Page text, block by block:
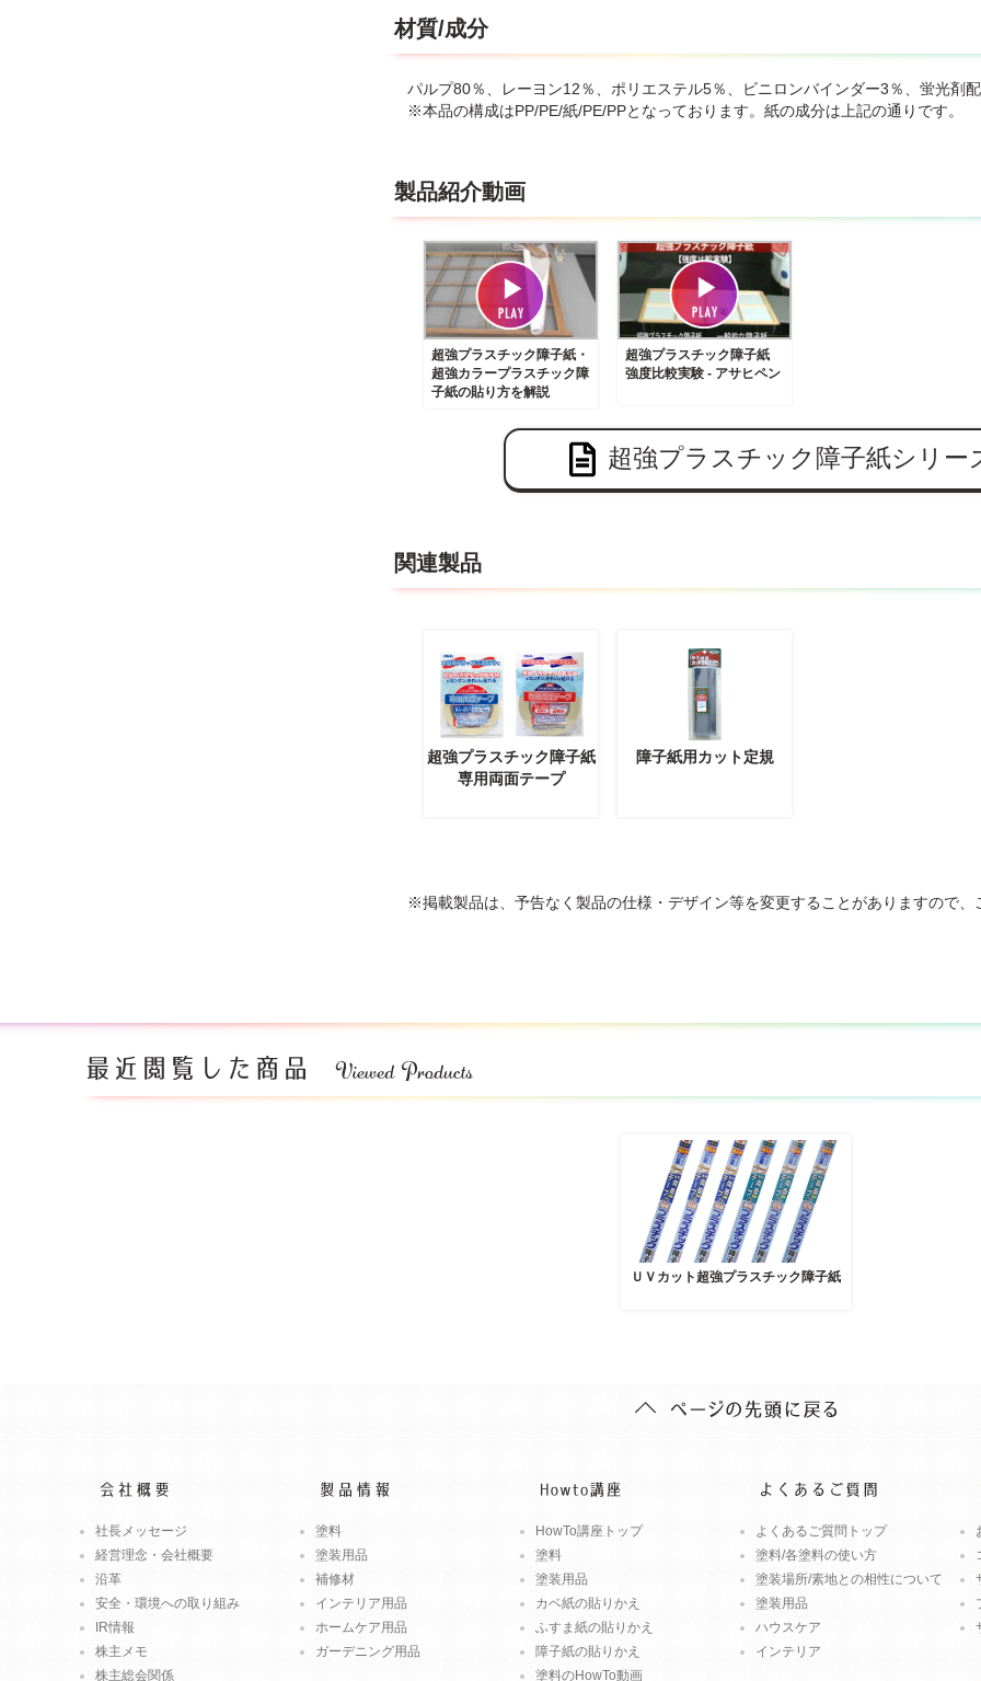
材質/成分
パルプ80％、レーヨン12％、ポリエステル5％、ビニロンバインダー3％、蛍光剤
※本品の構成はPP/PE/紙/PE/PPとなっております。紙の成分は上記の通りです。
製品紹介動画
超強プラスチック障子紙・
超強カラープラスチック障
子紙の貼り方を解説
超強プラスチック障子紙
強度比較実験 - アサヒペン
超強プラスチック障子紙シリー
関連製品
超強プラスチック障子紙
専用両面テープ
障子紙用カット定規
※掲載製品は、予告なく製品の仕様・デザイン等を変更することがありますので、
ＵＶカット超強プラスチック障子紙
社長メッセージ
経営理念・会社概要
沿革
安全・環境への取り組み
IR情報
株主メモ
株主総会関係
塗料
塗装用品
補修材
インテリア用品
ホームケア用品
ガーデニング用品
HowTo講座トップ
塗料
塗装用品
カベ紙の貼りかえ
ふすま紙の貼りかえ
障子紙の貼りかえ
塗料のHowTo動画
よくあるご質問トップ
塗料/各塗料の使い方
塗装場所/素地との相性について
塗装用品
ハウスケア
インテリア